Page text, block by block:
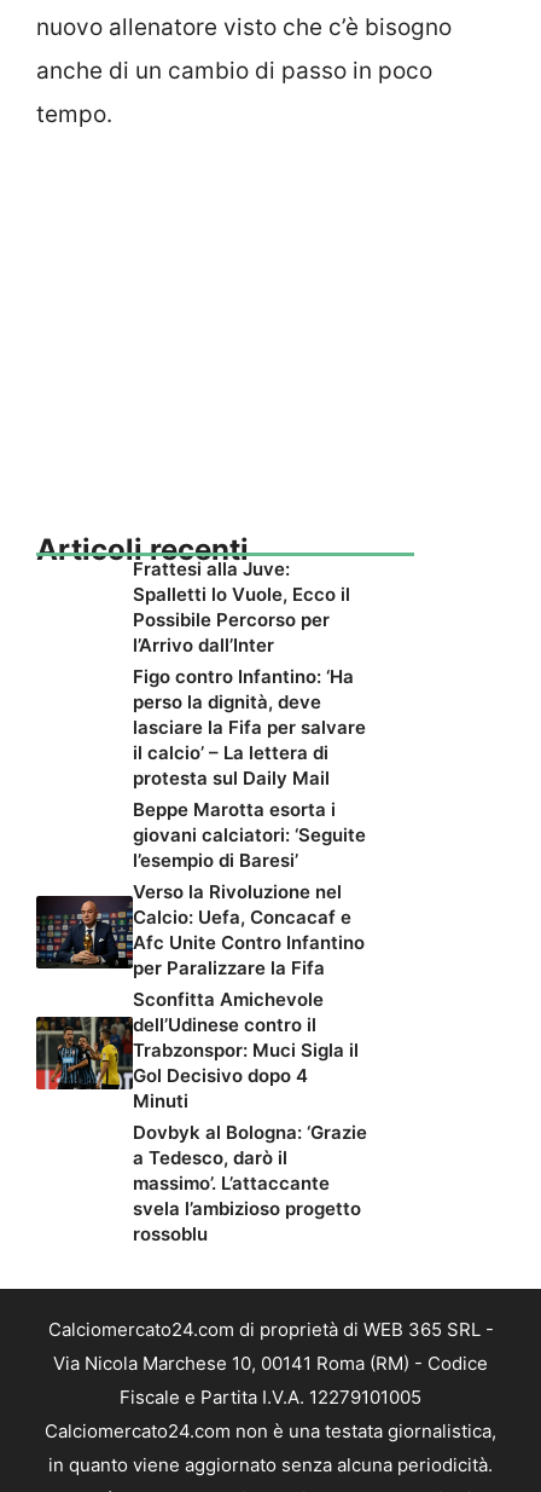
nuovo allenatore visto che c’è bisogno
anche di un cambio di passo in poco
tempo.
Articoli recenti
Frattesi alla Juve:
Spalletti lo Vuole, Ecco il
Possibile Percorso per
l’Arrivo dall’Inter
Figo contro Infantino: ‘Ha
perso la dignità, deve
lasciare la Fifa per salvare
il calcio’ – La lettera di
protesta sul Daily Mail
Beppe Marotta esorta i
giovani calciatori: ‘Seguite
l’esempio di Baresi’
Verso la Rivoluzione nel
Calcio: Uefa, Concacaf e
Afc Unite Contro Infantino
per Paralizzare la Fifa
Sconfitta Amichevole
dell’Udinese contro il
Trabzonspor: Muci Sigla il
Gol Decisivo dopo 4
Minuti
Dovbyk al Bologna: ‘Grazie
a Tedesco, darò il
massimo’. L’attaccante
svela l’ambizioso progetto
rossoblu
Calciomercato24.com di proprietà di WEB 365 SRL -
Via Nicola Marchese 10, 00141 Roma (RM) - Codice
Fiscale e Partita I.V.A. 12279101005
Calciomercato24.com non è una testata giornalistica,
in quanto viene aggiornato senza alcuna periodicità.